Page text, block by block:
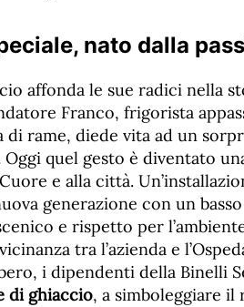
nato dalla
affonda le sue radici nella
Franco, frigorista
di rame, diede vita ad un
quel gesto è diventato
e alla città.
generazione con un
e rispetto per
tra l’azienda e
i dipendenti della Binelli
di ghiaccio, a simboleggiare il